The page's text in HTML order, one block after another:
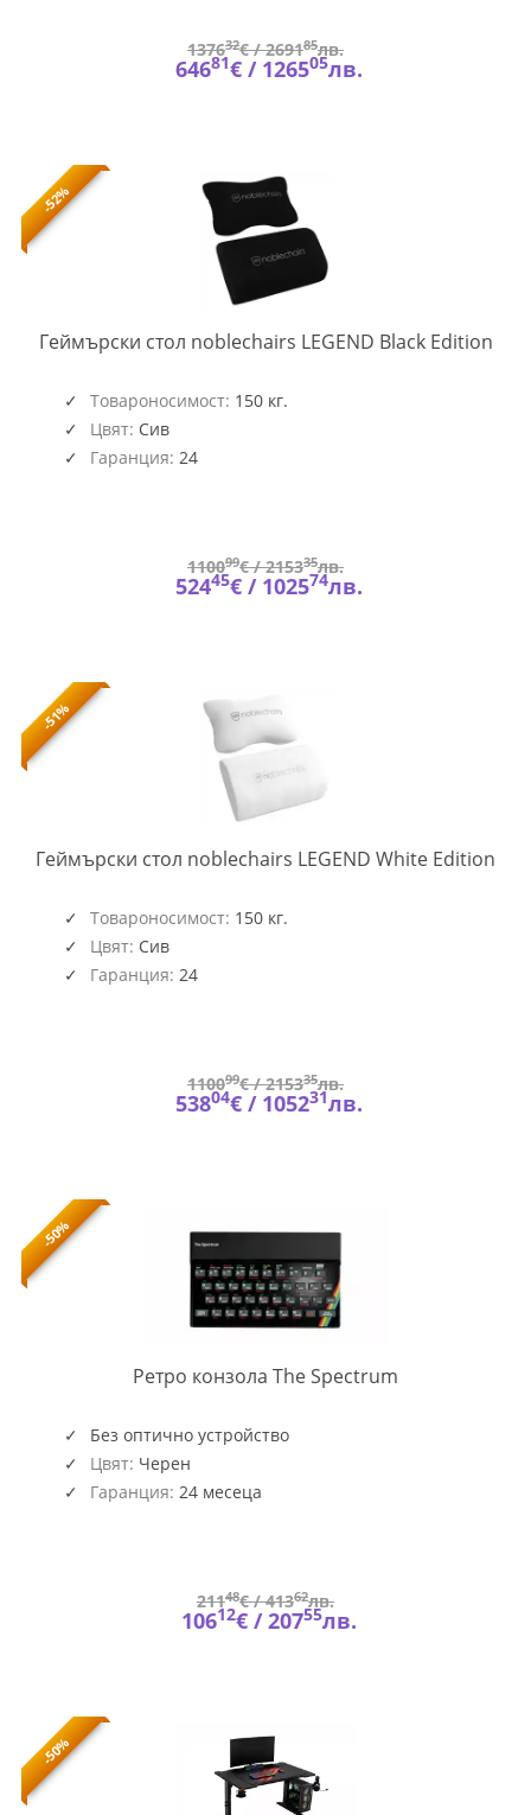
137632€ /269185лв.
64681€ / 126505лв.
-52%
Геймърски стол noblechairs LEGEND Black Edition
Товароносимост: 150 кг.
Цвят: Сив
Гаранция: 24
110099€ /215335лв.
52445€ / 102574лв.
-51%
Геймърски стол noblechairs LEGEND White Edition
Товароносимост: 150 кг.
Цвят: Сив
Гаранция: 24
110099€ /215335лв.
53804€ / 105231лв.
-50%
Ретро конзола The Spectrum
Без оптично устройство
Цвят: Черен
Гаранция: 24 месеца
21148€ /41362лв.
10612€ /20755лв.
-50%